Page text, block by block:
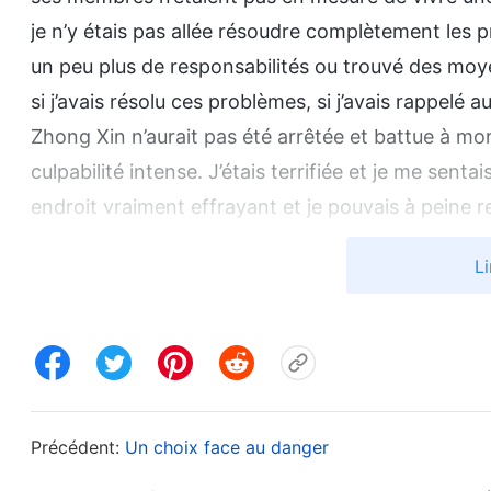
je n’y étais pas allée résoudre complètement les
un peu plus de responsabilités ou trouvé des
si j’avais résolu ces problèmes, si j’avais
Zhong Xin n’aurait pas été arrêtée et battue à
culpabilité intense. J’étais terrifiée et je me
endroit vraiment effrayant et je pouvais à peine
répercussions. Avant que nous puissions finir de
principaux dirigeants et ouvriers de notre
sœurs, donc si les policiers examinaient leurs
trouveraient. J’avais vraiment peur d’être
prison, rien ne permettait de dire que je m’en
Précédent: Un choix face au danger